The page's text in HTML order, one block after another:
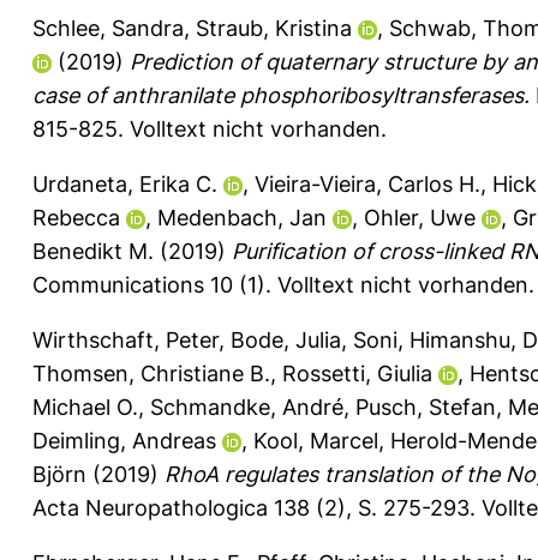
Schlee, Sandra, Straub, Kristina , Schwab,
(2019) Prediction of quaternary structure by
case of anthranilate phosphoribosyltransferases.
815-825. Volltext nicht vorhanden.
Urdaneta, Erika C. , Vieira-Vieira, Carlos H.,
Rebecca
, Medenbach, Jan , Ohler, Uwe ,
Benedikt M. (2019) Purification of cross-linked
Communications 10 (1). Volltext nicht vorhanden.
Wirthschaft, Peter, Bode, Julia, Soni, Himanshu,
Thomsen, Christiane B., Rossetti, Giulia ,
Michael O., Schmandke, André, Pusch, Stefan,
Deimling, Andreas
, Kool, Marcel, Herold-
Björn (2019) RhoA regulates translation of the
Acta Neuropathologica 138 (2), S. 275-293.